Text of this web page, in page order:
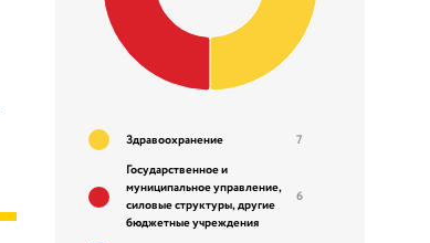
Здравоохранение
7
Государственное и
муниципальное управление,
силовые структуры, другие
бюджетные учреждения
6